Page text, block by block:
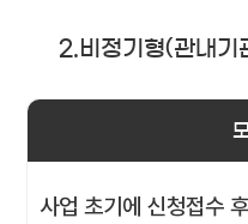
2.비정기형(관내기
사업 초기에 신청접수